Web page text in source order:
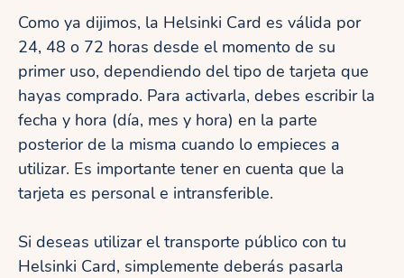
Como ya dijimos, la Helsinki Card es válida por
24, 48 o 72 horas desde el momento de su
primer uso, dependiendo del tipo de tarjeta que
hayas comprado. Para activarla, debes escribir la
fecha y hora (día, mes y hora) en la parte
posterior de la misma cuando lo empieces a
utilizar. Es importante tener en cuenta que la
tarjeta es personal e intransferible.
Si deseas utilizar el transporte público con tu
Helsinki Card, simplemente deberás pasarla